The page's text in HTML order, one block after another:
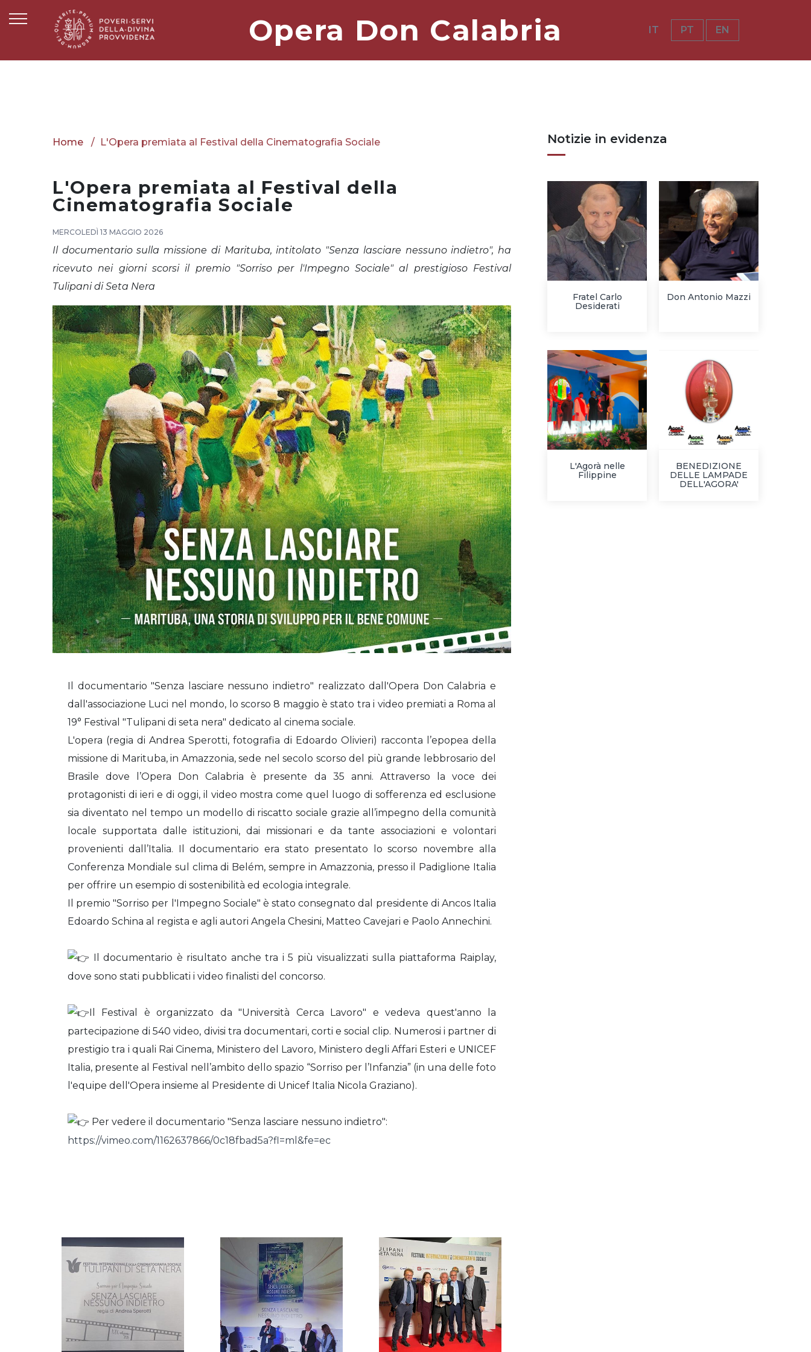
Opera Don Calabria IT PT EN
Home L'Opera premiata al Festival della Cinematografia Sociale
L'Opera premiata al Festival della
Cinematografia Sociale
MERCOLEDÌ 13 MAGGIO 2026
Il documentario sulla missione di Marituba, intitolato "Senza lasciare nessuno indietro", ha
ricevuto nei giorni scorsi il premio "Sorriso per l'Impegno Sociale" al prestigioso Festival
Tulipani di Seta Nera
Il documentario "Senza lasciare nessuno indietro" realizzato dall'Opera Don Calabria e
dall'associazione Luci nel mondo, lo scorso 8 maggio è stato tra i video premiati a Roma al
19° Festival "Tulipani di seta nera" dedicato al cinema sociale.
L'opera (regia di Andrea Sperotti, fotografia di Edoardo Olivieri) racconta l’epopea della
missione di Marituba, in Amazzonia, sede nel secolo scorso del più grande lebbrosario del
Brasile dove l’Opera Don Calabria è presente da 35 anni. Attraverso la voce dei
protagonisti di ieri e di oggi, il video mostra come quel luogo di sofferenza ed esclusione
sia diventato nel tempo un modello di riscatto sociale grazie all’impegno della comunità
locale supportata dalle istituzioni, dai missionari e da tante associazioni e volontari
provenienti dall’Italia. Il documentario era stato presentato lo scorso novembre alla
Conferenza Mondiale sul clima di Belém, sempre in Amazzonia, presso il Padiglione Italia
per offrire un esempio di sostenibilità ed ecologia integrale.
Il premio "Sorriso per l'Impegno Sociale" è stato consegnato dal presidente di Ancos Italia
Edoardo Schina al regista e agli autori Angela Chesini, Matteo Cavejari e Paolo Annechini.
Il documentario è risultato anche tra i 5 più visualizzati sulla piattaforma Raiplay,
dove sono stati pubblicati i video finalisti del concorso.
Il Festival è organizzato da "Università Cerca Lavoro" e vedeva quest'anno la
partecipazione di 540 video, divisi tra documentari, corti e social clip. Numerosi i partner di
prestigio tra i quali Rai Cinema, Ministero del Lavoro, Ministero degli Affari Esteri e UNICEF
Italia, presente al Festival nell’ambito dello spazio “Sorriso per l’Infanzia” (in una delle foto
l'equipe dell'Opera insieme al Presidente di Unicef Italia Nicola Graziano).
Per vedere il documentario "Senza lasciare nessuno indietro":
https://vimeo.com/1162637866/0c18fbad5a?fl=ml&fe=ec
Notizie in evidenza
Fratel Carlo
Desiderati
Don Antonio Mazzi
L'Agorà nelle
Filippine
BENEDIZIONE
DELLE LAMPADE
DELL'AGORA'